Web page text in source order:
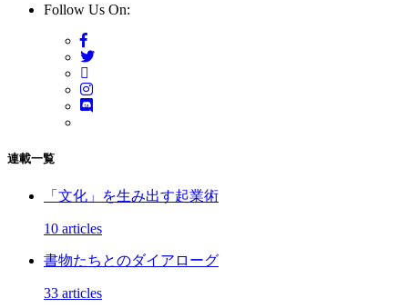
Follow Us On:
連載一覧
「文化」を生み出す起業術
10 articles
書物たちとのダイアローグ
33 articles